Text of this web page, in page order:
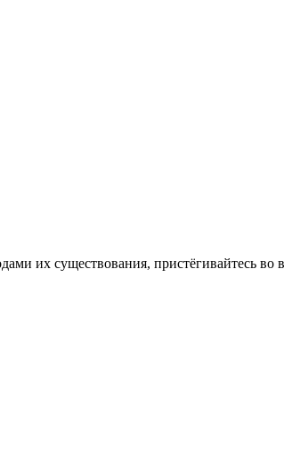
их существования, пристёгивайтесь во